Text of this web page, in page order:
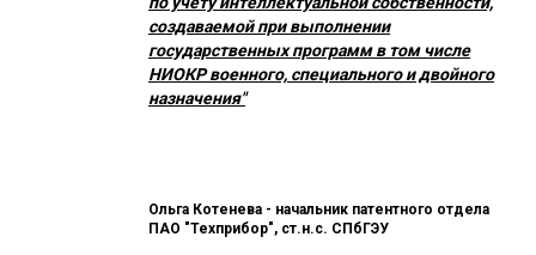
создаваемой при выполнении
государственных программ в том числе
НИОКР военного, специального и двойного
назначения"
Ольга Котенева - начальник патентного отдела
ПАО "Техприбор", ст.н.с. СПбГЭУ